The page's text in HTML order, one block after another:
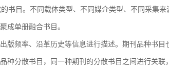
书目。不同载体类型、不同媒介类型、不同采集
成单册融合书目。
版频率、沿革历史等信息进行描述。期刊品种书目
种分散书目，同一种期刊的分散书目之间进行关联